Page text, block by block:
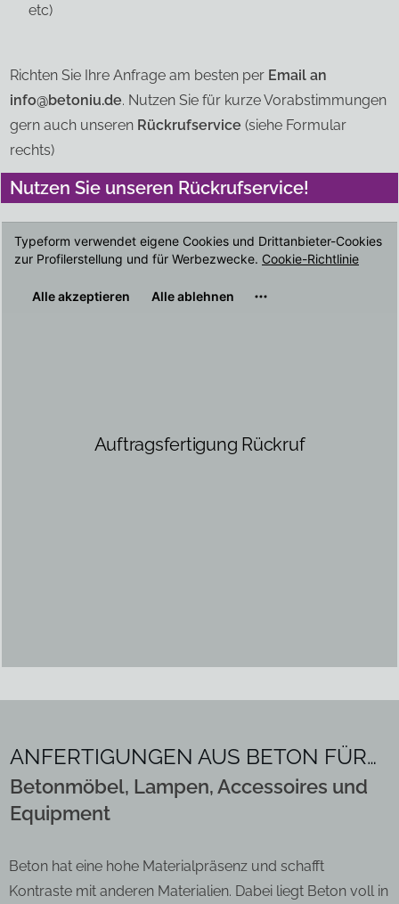
etc)
Richten Sie Ihre Anfrage am besten per Email an
info@betoniu.de. Nutzen Sie für kurze Vorabstimmungen
gern auch unseren Rückrufservice (siehe Formular
rechts)
Nutzen Sie unseren Rückrufservice!
ANFERTIGUNGEN AUS BETON FÜR…
Betonmöbel, Lampen, Accessoires und
Equipment
Beton hat eine hohe Materialpräsenz und schafft
Kontraste mit anderen Materialien. Dabei liegt Beton voll in